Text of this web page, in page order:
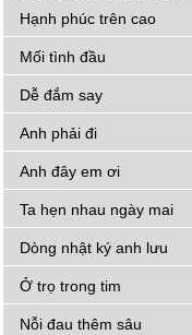
Hạnh phúc trên cao
Mối tình đầu
Dễ đắm say
Anh phải đi
Anh đây em ơi
Ta hẹn nhau ngày mai
Dòng nhật ký anh lưu
Ở trọ trong tim
Nỗi đau thêm sâu